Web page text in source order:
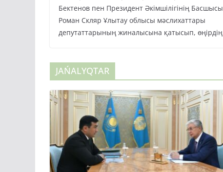
Бектенов пен Президент Әкімшілігінің Басшысы
Роман Скляр Ұлытау облысы мәслихаттары
депутаттарының жиналысына қатысып, өңірдің
JAŃALYQTAR